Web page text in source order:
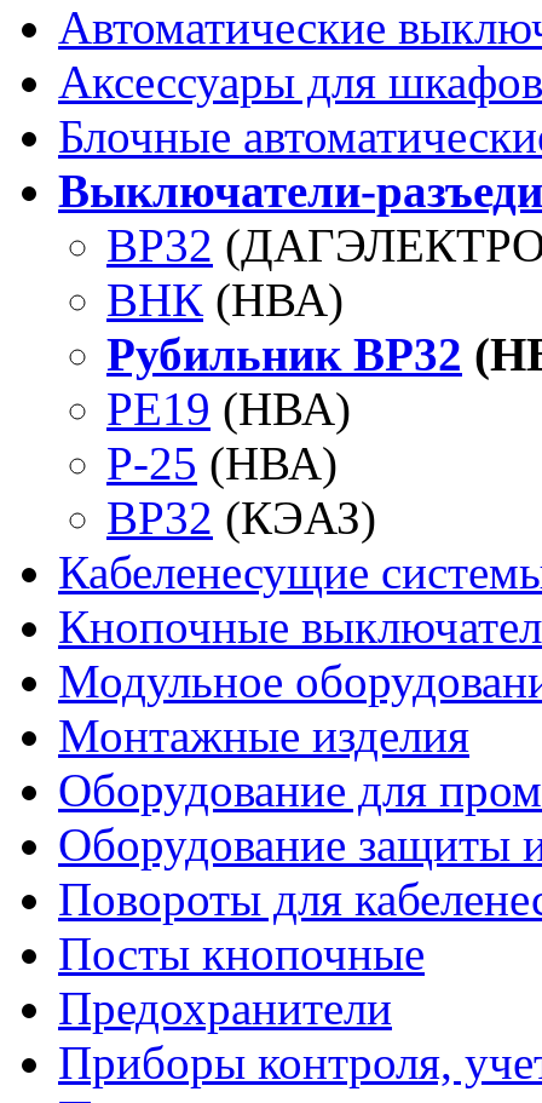
Автоматические
Аксессуары для
Блочные
Выключатели-
ВР32
ВНК (НВА)
Рубильник ВР32
РЕ19 (НВА)
P-25 (НВА)
ВР32 (КЭАЗ)
Кабеленесущие
Кнопочные
Модульное
Монтажные изделия
Оборудование для
Оборудование защиты
Повороты для
Посты кнопочные
Предохранители
Приборы контроля,